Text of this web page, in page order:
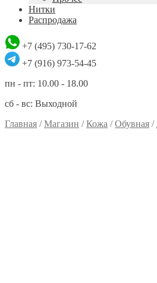
Нитки
Распродажа
+7 (495) 730-17-62
+7 (916) 973-54-45
пн - пт: 10.00 - 18.00
сб - вс: Выходной
Главная /Магазин /Кожа /Обувная /